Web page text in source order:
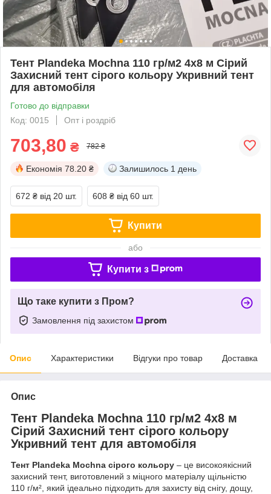
Тент Plandeka Мосhnа 110 гр/м2 4х8 м Сірий
Захисний тент сірого кольору Укривний тент
для автомобіля
Готово до відправки
Код: 0015
Опт і роздріб
703,80 ₴ 782 ₴
Економія 78.20 ₴ Залишилось 1 день
672 ₴ від 20 шт. 608 ₴ від 60 шт.
Купити
або
Купити з
Що таке купити з Пром?
Замовлення під захистом
Опис Характеристики Відгуки про товар Доставка
Опис
Тент Plandeka Мосhnа 110 гр/м2 4х8 м
Сірий Захисний тент сірого кольору
Укривний тент для автомобіля
Тент Plandeka Mochnа сірого кольору – це високоякісний
захисний тент, виготовлений з міцного матеріалу щільністю
110 г/м², який ідеально підходить для захисту від снігу, дощу,